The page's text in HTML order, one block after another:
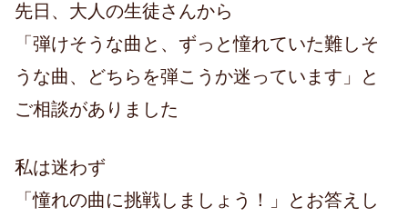
先日、大人の生徒さんから
「弾けそうな曲と、ずっと憧れていた難しそ
うな曲、どちらを弾こうか迷っています」と
ご相談がありました
私は迷わず
「憧れの曲に挑戦しましょう！」とお答えし